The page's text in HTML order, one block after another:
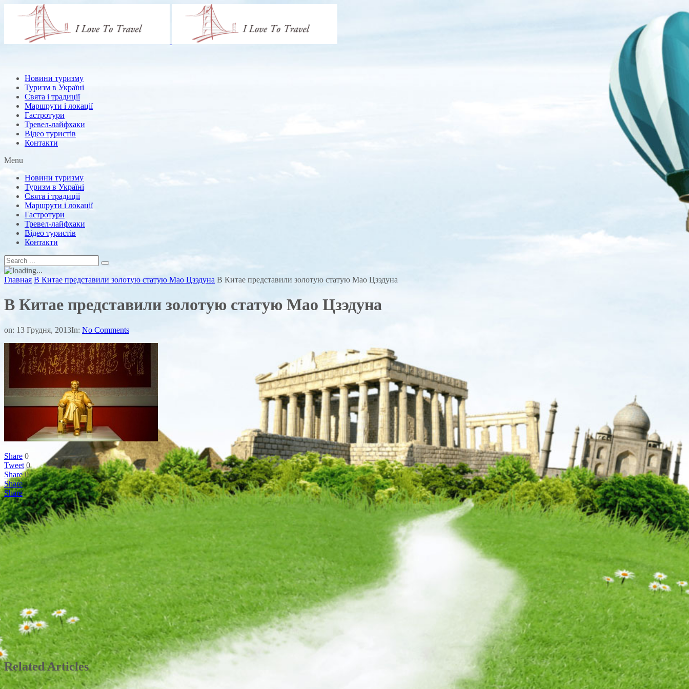
Новини туризму
Туризм в Україні
Свята і традиції
Маршрути і локації
Гастротури
Тревел-лайфхаки
Відео туристів
Контакти
Menu
Новини туризму
Туризм в Україні
Свята і традиції
Маршрути і локації
Гастротури
Тревел-лайфхаки
Відео туристів
Контакти
Главная В Китае представили золотую статую Мао Цзэдуна В Китае представили золотую статую Мао Цзэдуна
В Китае представили золотую статую Мао Цзэдуна
on: 13 Грудня, 2013In: No Comments
Share 0
Tweet 0
Share 0
Share
Share
Related Articles